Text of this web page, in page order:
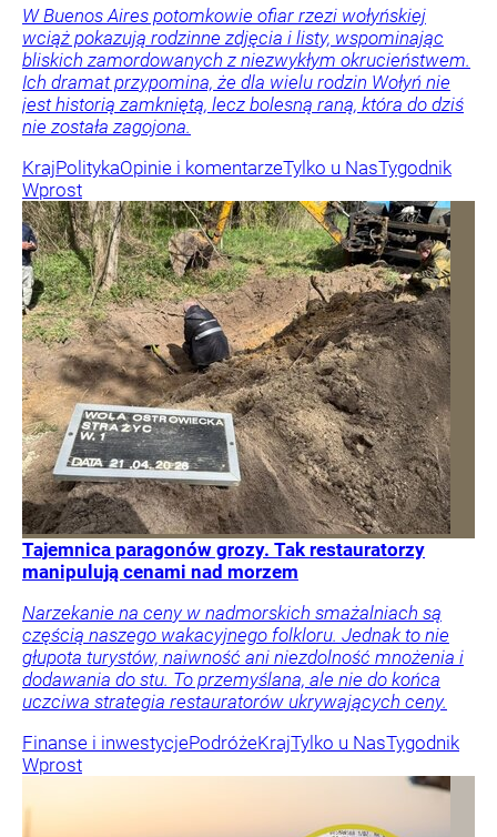
W Buenos Aires potomkowie ofiar rzezi wołyńskiej
wciąż pokazują rodzinne zdjęcia i listy, wspominając
bliskich zamordowanych z niezwykłym okrucieństwem.
Ich dramat przypomina, że dla wielu rodzin Wołyń nie
jest historią zamkniętą, lecz bolesną raną, która do dziś
nie została zagojona.
KrajPolitykaOpinie i komentarzeTylko u NasTygodnik
Wprost
Tajemnica paragonów grozy. Tak restauratorzy
manipulują cenami nad morzem
Narzekanie na ceny w nadmorskich smażalniach są
częścią naszego wakacyjnego folkloru. Jednak to nie
głupota turystów, naiwność ani niezdolność mnożenia i
dodawania do stu. To przemyślana, ale nie do końca
uczciwa strategia restauratorów ukrywających ceny.
Finanse i inwestycjePodróżeKrajTylko u NasTygodnik
Wprost